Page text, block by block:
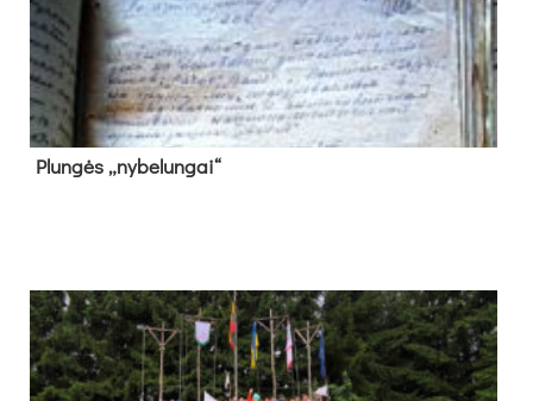
Plun­gės „ny­be­lun­gai“